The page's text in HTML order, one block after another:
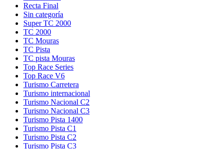
Recta Final
Sin categoría
Super TC 2000
TC 2000
TC Mouras
TC Pista
TC pista Mouras
Top Race Series
Turismo Carretera
Turismo internacional
Turismo Nacional C2
Turismo Nacional C3
Turismo Pista 1400
Turismo Pista C1
Turismo Pista C2
Turismo Pista C3